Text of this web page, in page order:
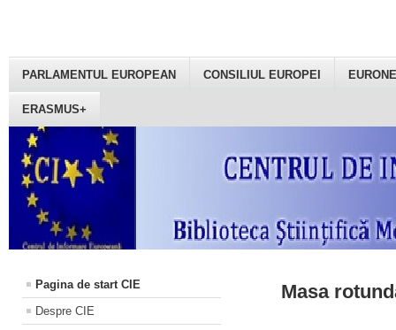
PARLAMENTUL EUROPEAN CONSILIUL EUROPEI
ERASMUS+
Pagina de start CIE
Despre CIE
Masa